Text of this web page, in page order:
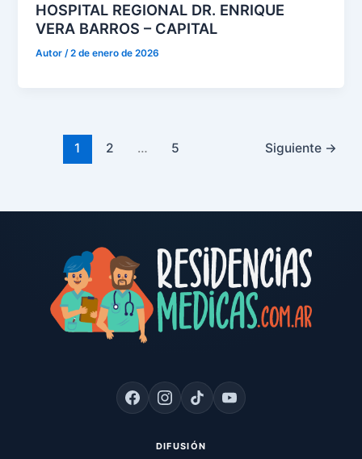
HOSPITAL REGIONAL DR. ENRIQUE
VERA BARROS – CAPITAL
Autor/2 de enero de 2026
1 2 … 5 Siguiente →
DIFUSIÓN